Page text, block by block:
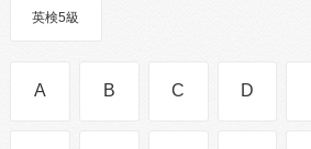
英検5級
A B C D